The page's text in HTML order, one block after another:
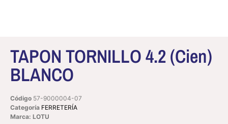
TAPON TORNILLO 4.2 (Cien)
BLANCO
Código 57-9000004-07
Categoría FERRETERÍA
Marca: LOTU